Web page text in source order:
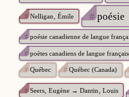
#Nelligan‚ Émile #poésie
#poésie canadienne de langue
#poètes canadiens de langue
#Québec #Québec (Canada)
#Seers‚ Eugène → Dantin‚ Louis